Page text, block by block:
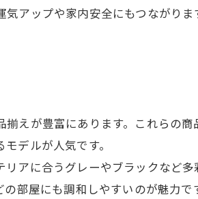
アップや家内安全にもつながり
えが豊富にあります。これらの
デルが人気です。
アに合うグレーやブラックなど
部屋にも調和しやすいのが魅力